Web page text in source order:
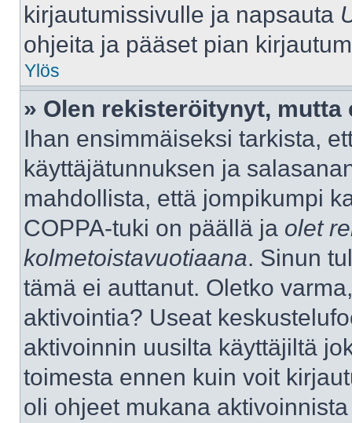
kirjautumissivulle ja napsauta
ohjeita ja pääset pian
Ylös
» Olen rekisteröitynyt,
Ihan ensimmäiseksi tarkista,
käyttäjätunnuksen ja
mahdollista, että jompikumpi
COPPA-tuki on päällä ja olet
kolmetoistavuotiaana. Sinun
tämä ei auttanut. Oletko
aktivointia? Useat
aktivoinnin uusilta käyttäjiltä
toimesta ennen kuin voit
oli ohjeet mukana